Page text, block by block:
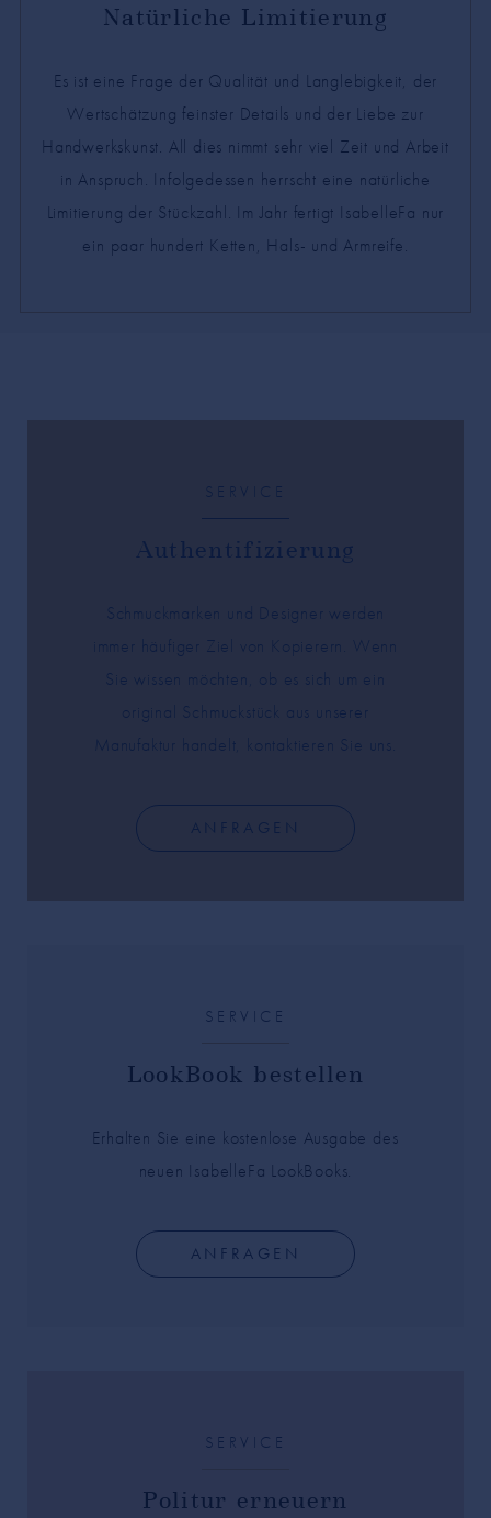
Natürliche Limitierung
Es ist eine Frage der Qualität und Langlebigkeit, der
Wertschätzung feinster Details und der Liebe zur
Handwerkskunst. All dies nimmt sehr viel Zeit und Arbeit
in Anspruch. Infolgedessen herrscht eine natürliche
Limitierung der Stückzahl. Im Jahr fertigt IsabelleFa nur
ein paar hundert Ketten, Hals- und Armreife.
SERVICE
Authentifizierung
Schmuckmarken und Designer werden
immer häufiger Ziel von Kopierern. Wenn
Sie wissen möchten, ob es sich um ein
original Schmuckstück aus unserer
Manufaktur handelt, kontaktieren Sie uns.
ANFRAGEN
SERVICE
LookBook bestellen
Erhalten Sie eine kostenlose Ausgabe des
neuen IsabelleFa LookBooks.
ANFRAGEN
SERVICE
Politur erneuern